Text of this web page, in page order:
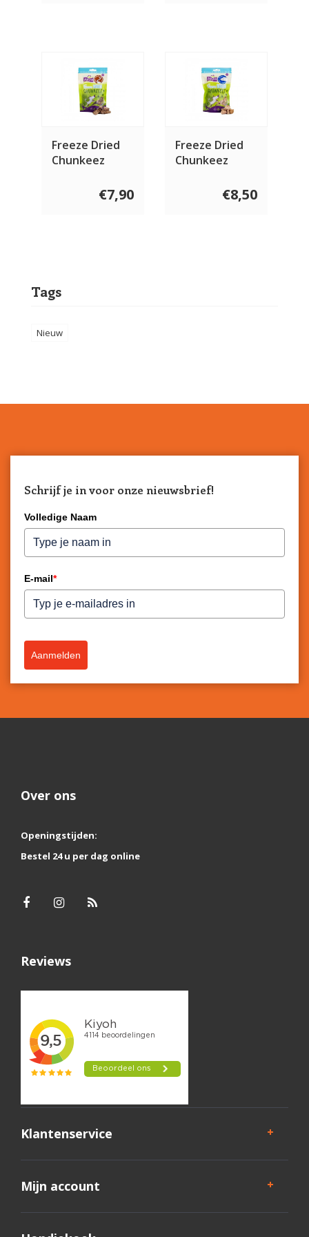
Freeze Dried
Chunkeez
€7,90
Freeze Dried
Chunkeez
€8,50
Tags
Nieuw
Schrijf je in voor onze nieuwsbrief!
Volledige Naam
E-mail*
Aanmelden
Over ons
Openingstijden:
Bestel 24 u per dag online
Reviews
Klantenservice
Mijn account